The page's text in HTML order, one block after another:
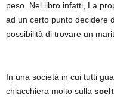
peso. Nel libro infatti, La
ad un certo punto decidere
possibilità di trovare un
In una società in cui tutti
chiacchiera molto sulla